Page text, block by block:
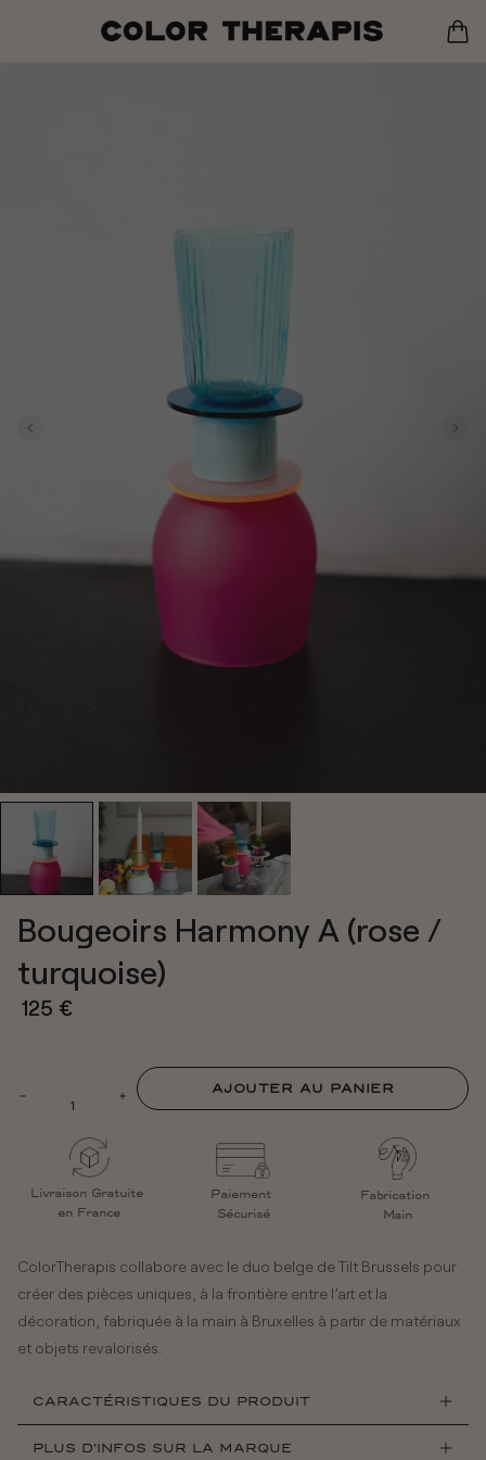
Bougeoirs Harmony A (rose /
turquoise)
125 €
AJOUTER AU PANIER
Livraison Gratuite
en France
Paiement
Sécurisé
Fabrication
Main
ColorTherapis collabore avec le duo belge de Tilt Brussels pour
créer des pièces uniques, à la frontière entre l’art et la
décoration, fabriquée à la main à Bruxelles à partir de matériaux
et objets revalorisés.
CARACTÉRISTIQUES DU PRODUIT
Dimensions : Hauteur 21,5 cm - Diamètre 8 cm
PLUS D'INFOS SUR LA MARQUE